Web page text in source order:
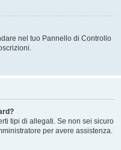
nel tuo Pannello di Controllo
tipi di allegati. Se non sei sicuro
per avere assistenza.